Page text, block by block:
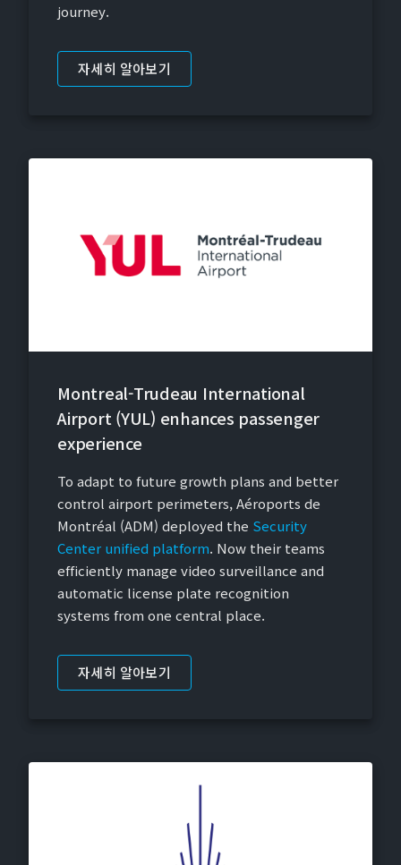
journey.
자세히 알아보기
Montreal-Trudeau International
Airport (YUL) enhances passenger
experience
To adapt to future growth plans and better
control airport perimeters, Aéroports de
Montréal (ADM) deployed the Security
Center unified platform. Now their teams
efficiently manage video surveillance and
automatic license plate recognition
systems from one central place.
자세히 알아보기